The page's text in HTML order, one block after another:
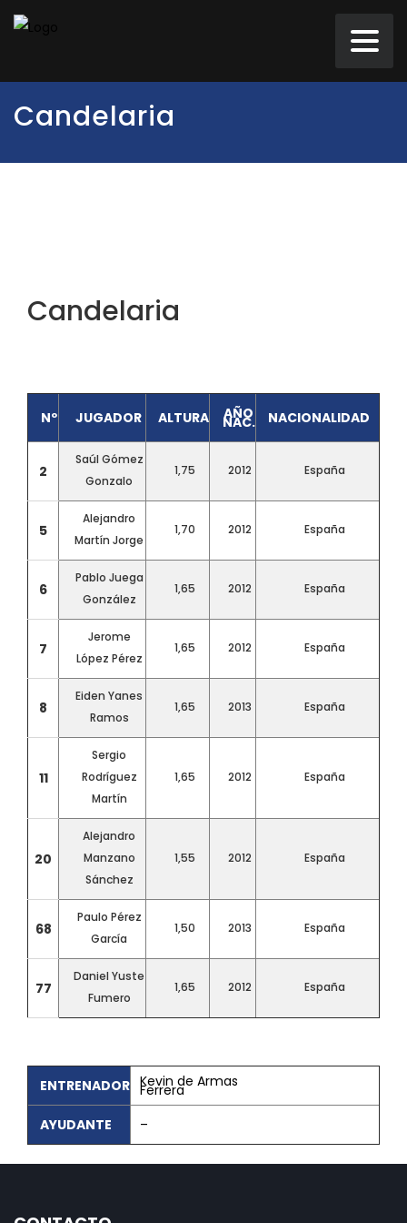
Candelaria
Candelaria
Nº JUGADOR ALTURA AÑO
NAC. NACIONALIDAD
2
Saúl Gómez
Gonzalo
1,75 2012 España
5
Alejandro
Martín Jorge
1,70 2012 España
6
Pablo Juega
González
1,65 2012 España
7
Jerome
López Pérez
1,65 2012 España
8
Eiden Yanes
Ramos
1,65 2013 España
11
Sergio
Rodríguez
Martín
1,65 2012 España
20
Alejandro
Manzano
Sánchez
1,55 2012 España
68
Paulo Pérez
García
1,50 2013 España
77
Daniel Yuste
Fumero
1,65 2012 España
ENTRENADOR Kevin de Armas
Ferrera
AYUDANTE
–